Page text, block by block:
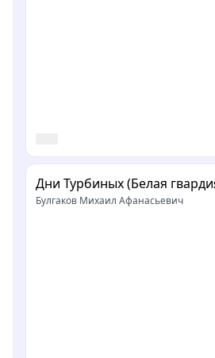
Дни Турбиных (Белая
Булгаков Михаил Афанасьевич